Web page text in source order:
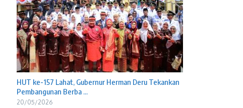
HUT ke-157 Lahat, Gubernur Herman Deru Tekankan
Pembangunan Berba ...
20/05/2026